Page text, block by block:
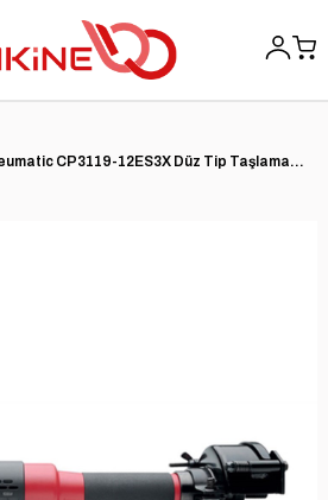
Chicago Pneumatic CP3119-12ES3X Düz Tip Taşlama Makinesi | 1.2 HP | 12,000 RPM